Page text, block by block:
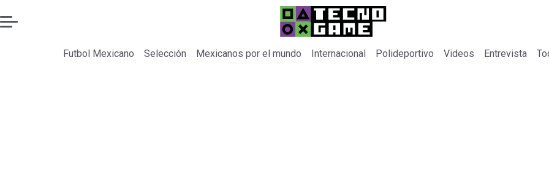
Futbol Mexicano Selección Mexicanos por el mundo Internacional Polideportivo Videos Entrevista